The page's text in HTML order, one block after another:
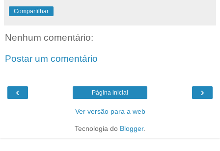
Compartilhar
Nenhum comentário:
Postar um comentário
‹ ›
Página inicial
Ver versão para a web
Tecnologia do Blogger.